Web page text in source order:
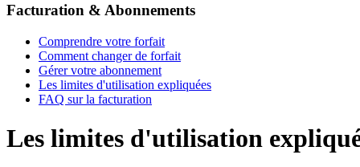
Facturation & Abonnements
Comprendre votre forfait
Comment changer de forfait
Gérer votre abonnement
Les limites d'utilisation expliquées
FAQ sur la facturation
Les limites d'utilisation